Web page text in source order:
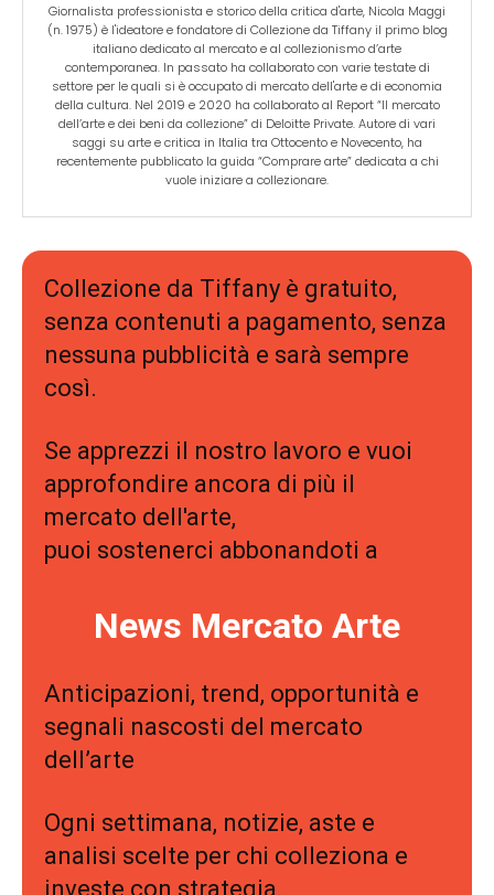
Giornalista professionista e storico della critica d'arte, Nicola Maggi
(n. 1975) è l'ideatore e fondatore di Collezione da Tiffany il primo blog
italiano dedicato al mercato e al collezionismo d’arte
contemporanea. In passato ha collaborato con varie testate di
settore per le quali si è occupato di mercato dell'arte e di economia
della cultura. Nel 2019 e 2020 ha collaborato al Report “Il mercato
dell’arte e dei beni da collezione” di Deloitte Private. Autore di vari
saggi su arte e critica in Italia tra Ottocento e Novecento, ha
recentemente pubblicato la guida “Comprare arte” dedicata a chi
vuole iniziare a collezionare.
Collezione da Tiffany è gratuito,
senza contenuti a pagamento, senza
nessuna pubblicità e sarà sempre
così.
Se apprezzi il nostro lavoro e vuoi
approfondire ancora di più il
mercato dell'arte,
puoi sostenerci abbonandoti a
News Mercato Arte
Anticipazioni, trend, opportunità e
segnali nascosti del mercato
dell’arte
Ogni settimana, notizie, aste e
analisi scelte per chi colleziona e
investe con strategia.